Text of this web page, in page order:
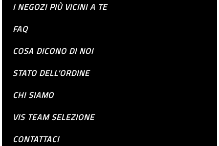
I NEGOZI PIÙ VICINI A TE
FAQ
COSA DICONO DI NOI
STATO DELL'ORDINE
CHI SIAMO
VIS TEAM SELEZIONE
CONTATTACI